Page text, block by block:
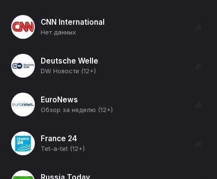
CNN International
Нет данных
☆
Deutsche Welle
DW Новости (12+)
☆
EuroNews
Обзор за неделю (12+)
☆
France 24
Tet-a-tet (12+)
☆